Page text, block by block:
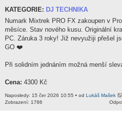
KATEGORIE: DJ TECHNIKA
Numark Mixtrek PRO FX zakoupen v
měsíce. Stav nového kusu. Originální
PC. Záruka 3 roky! Již nevyužiji přešel
GO ❤️
Při solidním jednáním možná menší
Cena: 4300 Kč
Naposledy: 15 čer 2026 10:55 • od Lukáš Mašek
Zobrazení: 1786